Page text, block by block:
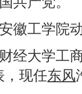
工学院动
大学工商
，现任东风